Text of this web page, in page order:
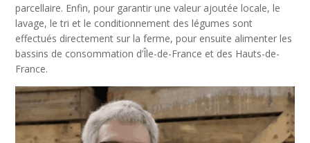
parcellaire. Enfin, pour garantir une valeur ajoutée locale, le
lavage, le tri et le conditionnement des légumes sont
effectués directement sur la ferme, pour ensuite alimenter les
bassins de consommation d’Île-de-France et des Hauts-de-
France.